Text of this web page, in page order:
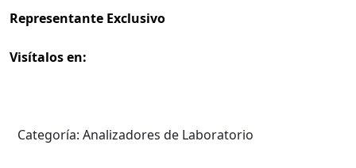
Representante Exclusivo
Visítalos en:
Categoría: Analizadores de Laboratorio